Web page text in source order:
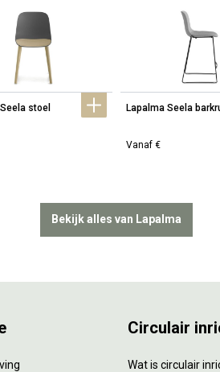
stoel Lapalma Seela
Vanaf €
Bekijk alles van Lapalma
Circulair
Wat is circulair